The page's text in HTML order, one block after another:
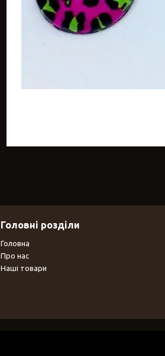
Головні розділи
Головна
Про нас
Наші товари